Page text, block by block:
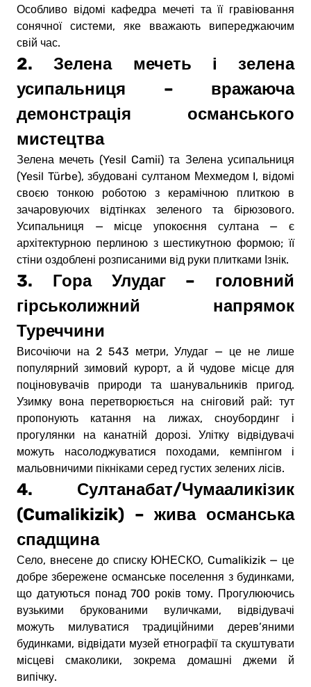
Особливо відомі кафедра мечеті та її гравіювання
сонячної системи, яке вважають випереджаючим
свій час.
2. Зелена мечеть і зелена
усипальниця – вражаюча
демонстрація османського
мистецтва
Зелена мечеть (Yesil Camii) та Зелена усипальниця
(Yesil Türbe), збудовані султаном Мехмедом I, відомі
своєю тонкою роботою з керамічною плиткою в
зачаровуючих відтінках зеленого та бірюзового.
Усипальниця — місце упокоєння султана — є
архітектурною перлиною з шестикутною формою; її
стіни оздоблені розписаними від руки плитками Ізнік.
3. Гора Улудаг – головний
гірськолижний напрямок
Туреччини
Височіючи на 2 543 метри, Улудаг — це не лише
популярний зимовий курорт, а й чудове місце для
поціновувачів природи та шанувальників пригод.
Узимку вона перетворюється на сніговий рай: тут
пропонують катання на лижах, сноубординг і
прогулянки на канатній дорозі. Улітку відвідувачі
можуть насолоджуватися походами, кемпінгом і
мальовничими пікніками серед густих зелених лісів.
4. Султанабат/Чумааликізик
(Cumalikizik) – жива османська
спадщина
Село, внесене до списку ЮНЕСКО, Cumalikizik — це
добре збережене османське поселення з будинками,
що датуються понад 700 років тому. Прогулюючись
вузькими брукованими вуличками, відвідувачі
можуть милуватися традиційними дерев’яними
будинками, відвідати музей етнографії та скуштувати
місцеві смаколики, зокрема домашні джеми й
випічку.